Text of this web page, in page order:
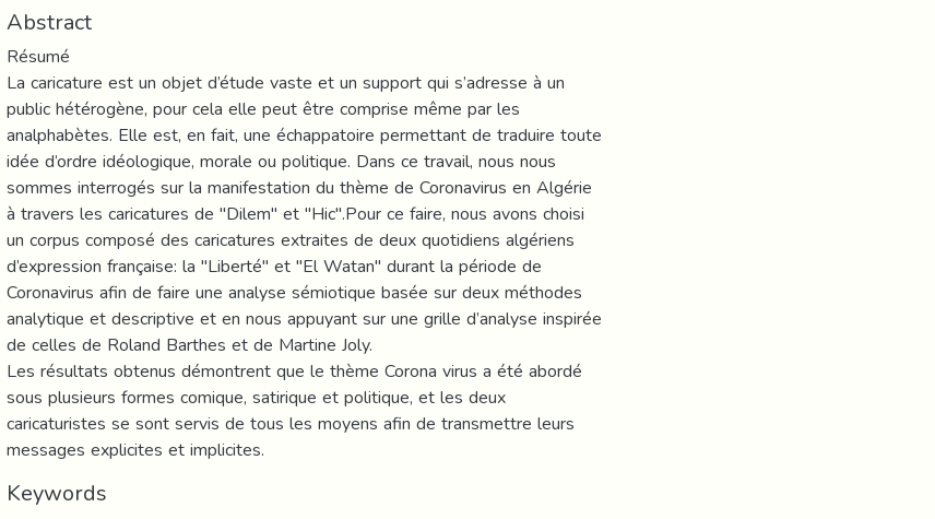
Abstract
Résumé
La caricature est un objet d’étude vaste et un support qui s’adresse à un
public hétérogène, pour cela elle peut être comprise même par les
analphabètes. Elle est, en fait, une échappatoire permettant de traduire toute
idée d’ordre idéologique, morale ou politique. Dans ce travail, nous nous
sommes interrogés sur la manifestation du thème de Coronavirus en Algérie
à travers les caricatures de "Dilem" et "Hic".Pour ce faire, nous avons choisi
un corpus composé des caricatures extraites de deux quotidiens algériens
d’expression française: la "Liberté" et "El Watan" durant la période de
Coronavirus afin de faire une analyse sémiotique basée sur deux méthodes
analytique et descriptive et en nous appuyant sur une grille d’analyse inspirée
de celles de Roland Barthes et de Martine Joly.
Les résultats obtenus démontrent que le thème Corona virus a été abordé
sous plusieurs formes comique, satirique et politique, et les deux
caricaturistes se sont servis de tous les moyens afin de transmettre leurs
messages explicites et implicites.
Keywords